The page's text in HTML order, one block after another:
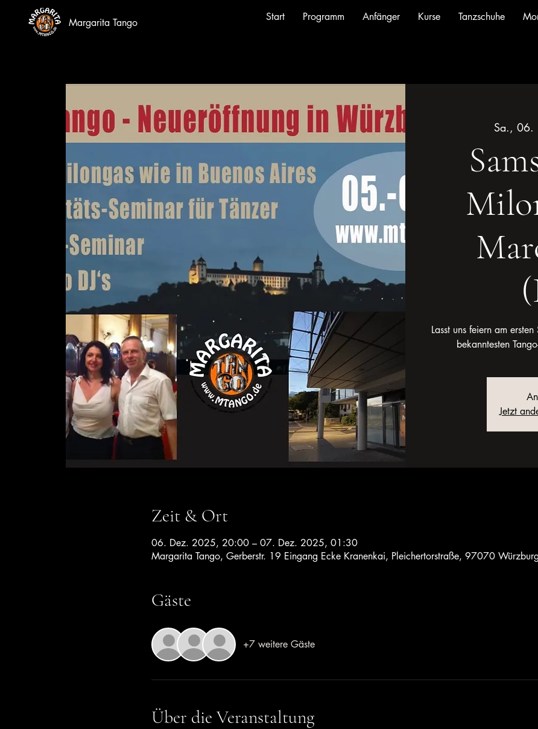
Margarita Tango Start Programm Anfänger Kurse Tanzschuhe
Sa., 06.
Lasst uns feiern am
bekanntesten
Jetzt
Zeit & Ort
06. Dez. 2025, 20:00 – 07. Dez. 2025, 01:30
Margarita Tango, Gerberstr. 19 Eingang Ecke Kranenkai, Pleichertorstraße, 97070
Gäste
+7 weitere Gäste
Über die Veranstaltung